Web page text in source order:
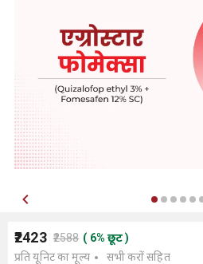
₹2423 ₹2588 ( 6% छूट)
प्रति यूनिट का मूल्य
सभी करों सहित